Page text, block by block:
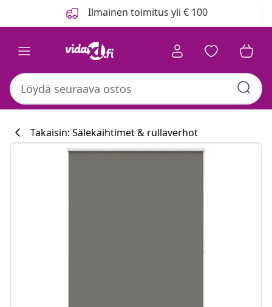
Ilmainen toimitus yli € 100
Takaisin: Sälekaihtimet & rullaverhot